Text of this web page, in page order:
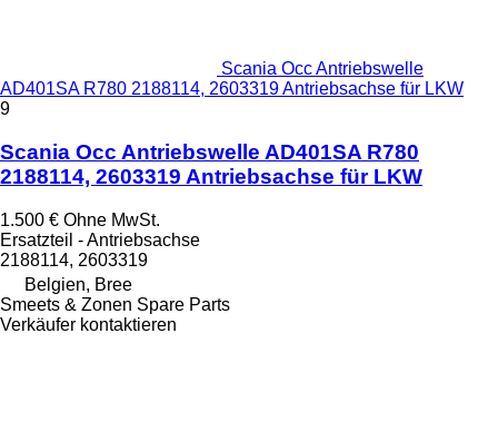
Scania Occ Antriebswelle
AD401SA R780 2188114, 2603319 Antriebsachse für LKW
9
Scania Occ Antriebswelle AD401SA R780
2188114, 2603319 Antriebsachse für LKW
1.500 € Ohne MwSt.
Ersatzteil - Antriebsachse
2188114, 2603319
Belgien, Bree
Smeets & Zonen Spare Parts
Verkäufer kontaktieren